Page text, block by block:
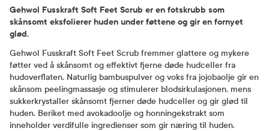
Gehwol Fusskraft Soft Feet Scrub er en fotskrubb som
skånsomt eksfolierer huden under føttene og gir en fornyet
glød.
Gehwol Fusskraft Soft Feet Scrub fremmer glattere og mykere
føtter ved å skånsomt og effektivt fjerne døde hudceller fra
hudoverflaten. Naturlig bambuspulver og voks fra jojobaolje gir en
skånsom peelingmassasje og stimulerer blodsirkulasjonen, mens
sukkerkrystaller skånsomt fjerner døde hudceller og gir glød til
huden. Beriket med avokadoolje og honningekstrakt som
inneholder verdifulle ingredienser som gir næring til huden.